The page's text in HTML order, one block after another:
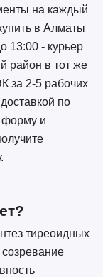
на каждый
в Алматы
13:00 - курьер
район в тот же
за 2-5 рабочих
по
форму и
тиреоидных